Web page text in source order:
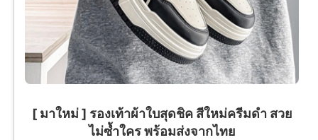
[ มาใหม่ ] รองเท้าผ้าใบสุดชิค สีใหม่ครีมดำ สวย
ไม่ซ้ำใคร พร้อมส่งจากไทย